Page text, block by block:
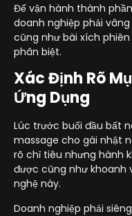
Để vận hành thành
doanh nghiệp phải
cũng như bài xích
phân biệt.
Xác Định Rõ
Ứng Dụng
Lúc trước buổi đầu bất
massage cho gái nhật
rõ chỉ tiêu nhưng hành
được cũng như khoanh
nghệ này.
Doanh nghiệp phải